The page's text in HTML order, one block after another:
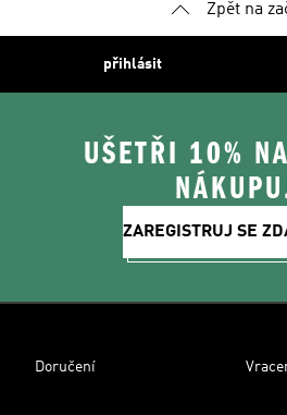
Zpět na
přihlásit
UŠETŘI 10%
ZAREGISTRUJ SE
Doručení